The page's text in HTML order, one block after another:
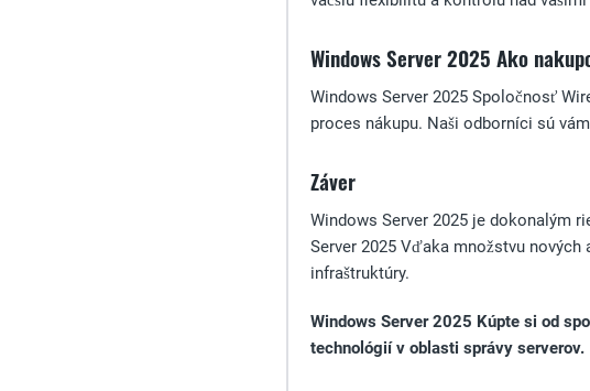
Windows Server 2025 Ako
Windows Server 2025 Spoločnosť
proces nákupu. Naši odborníci sú
Záver
Windows Server 2025 je dokonalým
Server 2025 Vďaka množstvu
infraštruktúry.
Windows Server 2025 Kúpte si od
technológií v oblasti správy serverov.